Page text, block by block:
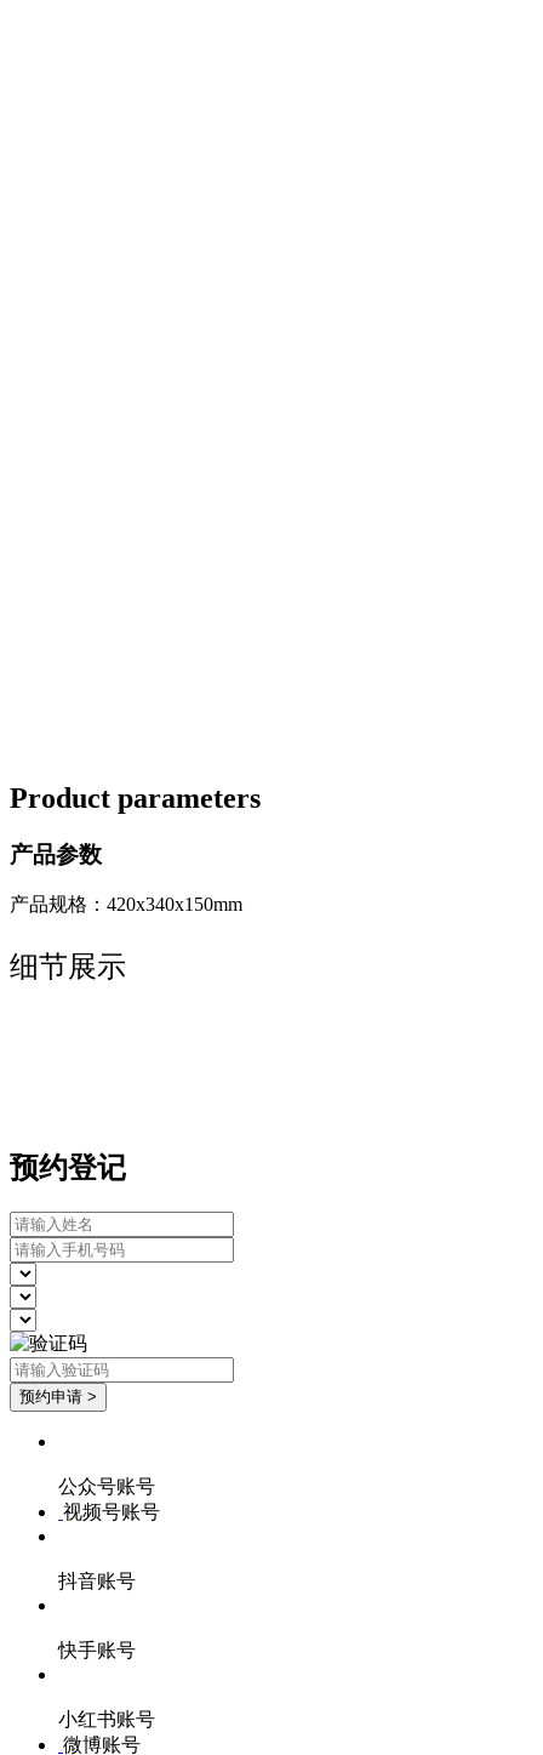
Product parameters
产品参数
产品规格：420x340x150mm
细节展示
预约登记
公众号账号
视频号账号
抖音账号
快手账号
小红书账号
微博账号